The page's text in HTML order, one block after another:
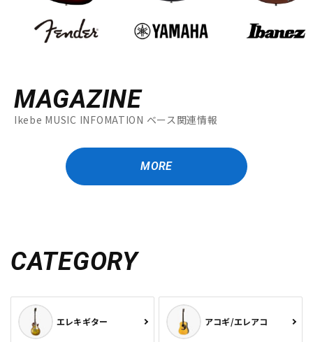
MAGAZINE
Ikebe MUSIC INFOMATION ベース関連情報
MORE
CATEGORY
エレキギター アコギ/エレアコ